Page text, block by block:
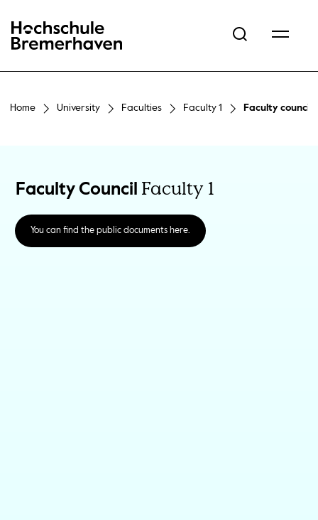
Hochschule Bremerhaven
Home University Faculties Faculty 1 Faculty council
Faculty Council Faculty 1
You can find the public documents here.